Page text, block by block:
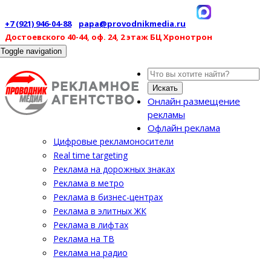
+7 (921) 946-04-88
papa@provodnikmedia.ru
Достоевского 40-44, оф. 24, 2 этаж БЦ Хронотрон
Toggle navigation
Искать
Онлайн размещение
рекламы
Офлайн реклама
Цифровые рекламоносители
Real time targeting
Реклама на дорожных знаках
Реклама в метро
Реклама в бизнес-центрах
Реклама в элитных ЖК
Реклама в лифтах
Реклама на ТВ
Реклама на радио